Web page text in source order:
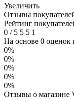
Увеличить
Отзывы
Рейтинг
0 /5 5 5 1
На основе 0 оценок
0%
0%
0%
0%
0%
Отзывы о магазине